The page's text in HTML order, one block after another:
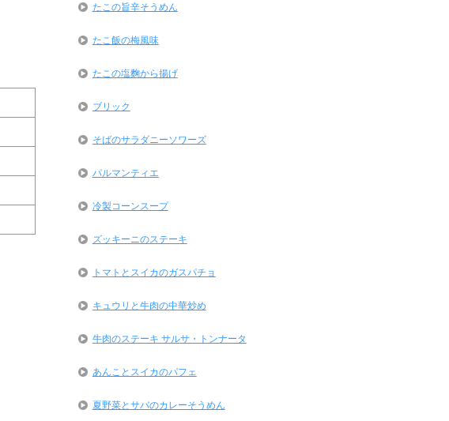
たこの旨辛そうめん
たこ飯の梅風味
たこの塩麴から揚げ
ブリック
そばのサラダニーソワーズ
パルマンティエ
冷製コーンスープ
ズッキーニのステーキ
トマトとスイカのガスパチョ
キュウリと牛肉の中華炒め
牛肉のステーキ サルサ・トンナータ
あんことスイカのパフェ
夏野菜とサバのカレーそうめん